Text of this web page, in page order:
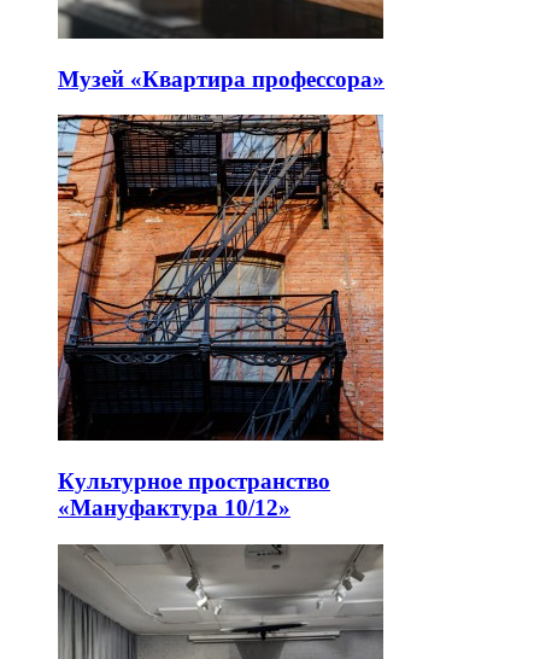
Музей «Квартира профессора»
Культурное пространство
«Мануфактура 10/12»